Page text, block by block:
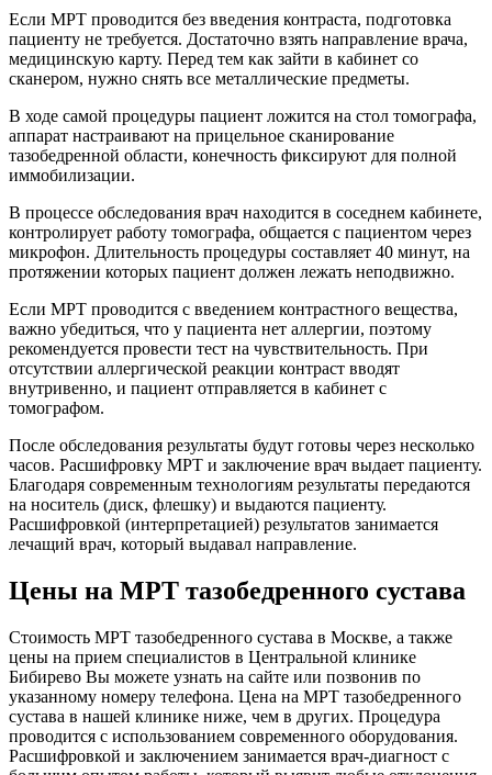
Если МРТ проводится без введения контраста, подготовка
пациенту не требуется. Достаточно взять направление врача,
медицинскую карту. Перед тем как зайти в кабинет со
сканером, нужно снять все металлические предметы.
В ходе самой процедуры пациент ложится на стол томографа,
аппарат настраивают на прицельное сканирование
тазобедренной области, конечность фиксируют для полной
иммобилизации.
В процессе обследования врач находится в соседнем кабинете,
контролирует работу томографа, общается с пациентом через
микрофон. Длительность процедуры составляет 40 минут, на
протяжении которых пациент должен лежать неподвижно.
Если МРТ проводится с введением контрастного вещества,
важно убедиться, что у пациента нет аллергии, поэтому
рекомендуется провести тест на чувствительность. При
отсутствии аллергической реакции контраст вводят
внутривенно, и пациент отправляется в кабинет с
томографом.
После обследования результаты будут готовы через несколько
часов. Расшифровку МРТ и заключение врач выдает пациенту.
Благодаря современным технологиям результаты передаются
на носитель (диск, флешку) и выдаются пациенту.
Расшифровкой (интерпретацией) результатов занимается
лечащий врач, который выдавал направление.
Цены на МРТ тазобедренного сустава
Стоимость МРТ тазобедренного сустава в Москве, а также
цены на прием специалистов в Центральной клинике
Бибирево Вы можете узнать на сайте или позвонив по
указанному номеру телефона. Цена на МРТ тазобедренного
сустава в нашей клинике ниже, чем в других. Процедура
проводится с использованием современного оборудования.
Расшифровкой и заключением занимается врач-диагност с